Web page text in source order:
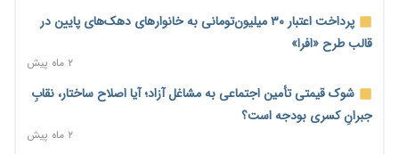
هشدار درباره آینده صندوق‌های بازنشستگی؛ اعتماد بیمه‌پردازان را
ترمیم مزد در راه است؟ تأکید بر افزایش مزد پایه و شفافیت سبد
پرداخت اعتبار ۳۰ میلیون‌تومانی به خانوارهای دهک‌های پایین در
قالب طرح «افرا»
۲ ماه پیش
شوک قیمتی تأمین اجتماعی به مشاغل آزاد؛ آیا اصلاح ساختار، نقابِ
جبرانِ کسری بودجه است؟
۲ ماه پیش